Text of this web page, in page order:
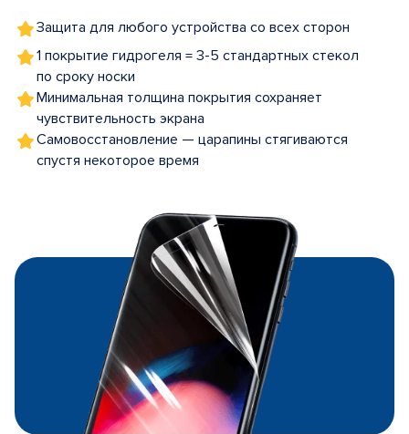
Защита для любого устройства со всех сторон
1 покрытие гидрогеля = 3-5 стандартных стекол
по сроку носки
Минимальная толщина покрытия сохраняет
чувствительность экрана
Самовосстановление — царапины стягиваются
спустя некоторое время